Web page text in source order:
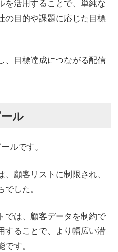
を活用することで、単純な
の目的や課題に応じた目標
、目標達成につながる配信
ル
ルです。
顧客リストに制限され、
した。
では、顧客データを制約で
することで、より幅広い潜
す。